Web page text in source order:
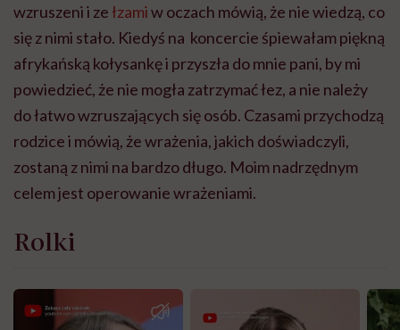
wzruszeni i zełzamiw oczach mówią, że nie wiedzą, co
się z nimi stało. Kiedyś na koncercie śpiewałam piękną
afrykańską kołysankę i przyszła do mnie pani, by mi
powiedzieć, że nie mogła zatrzymać łez, a nie należy
do łatwo wzruszających się osób. Czasami przychodzą
rodzice i mówią, że wrażenia, jakich doświadczyli,
zostaną z nimi na bardzo długo. Moim nadrzędnym
celem jest operowanie wrażeniami.
Rolki